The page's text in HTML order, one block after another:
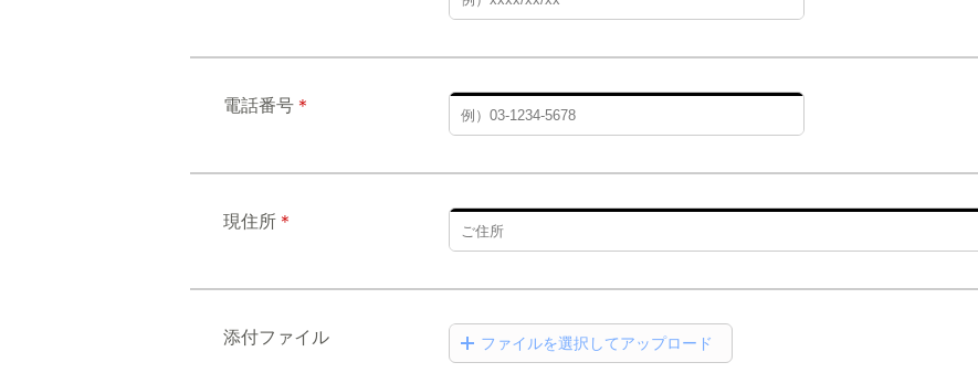
電話番号 ＊
現住所 ＊
添付ファイル ファイルを選択してアップロード